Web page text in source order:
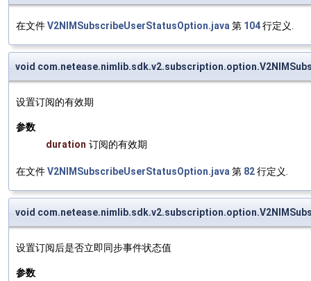
在文件V2NIMSubscribeUserStatusOption.java 第 104行定义.
void
设置订阅的有效期
参数
duration 订阅的有效期
在文件V2NIMSubscribeUserStatusOption.java 第 82行定义.
void
设置订阅后是否立即同步事件状态值
参数